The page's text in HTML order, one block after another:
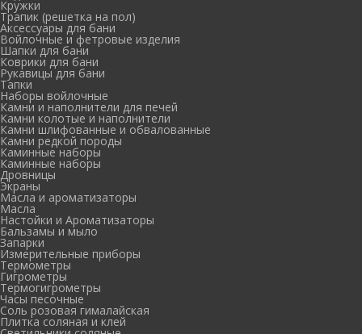
Кружки
Трапик (решетка на пол)
Аксессуары для бани
Войлочные и фетровые изделия
Шапки для бани
Коврики для бани
Рукавицы для бани
Тапки
Наборы войлочные
Камни и наполнители для печей
Камни колотые и наполнители
Камни шлифованные и обвалованные
Камни редкой породы
Каминные наборы
Каминные наборы
Дровницы
Экраны
Масла и ароматизаторы
Масла
Настойки и Ароматизаторы
Бальзамы и мыло
Запарки
Измерительные приборы
Термометры
Гигрометры
Термогигрометры
Часы песочные
Соль розовая гималайская
Плитка соляная и клей